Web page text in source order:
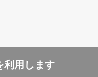
利用します